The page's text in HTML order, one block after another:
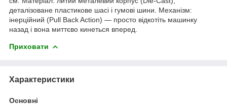
деталізоване пластикове шасі і гумові шини. Механізм:
інерційний (Pull Back Action) — просто відкотіть машинку
назад і вона миттєво кинеться вперед.
Приховати
Характеристики
Основні